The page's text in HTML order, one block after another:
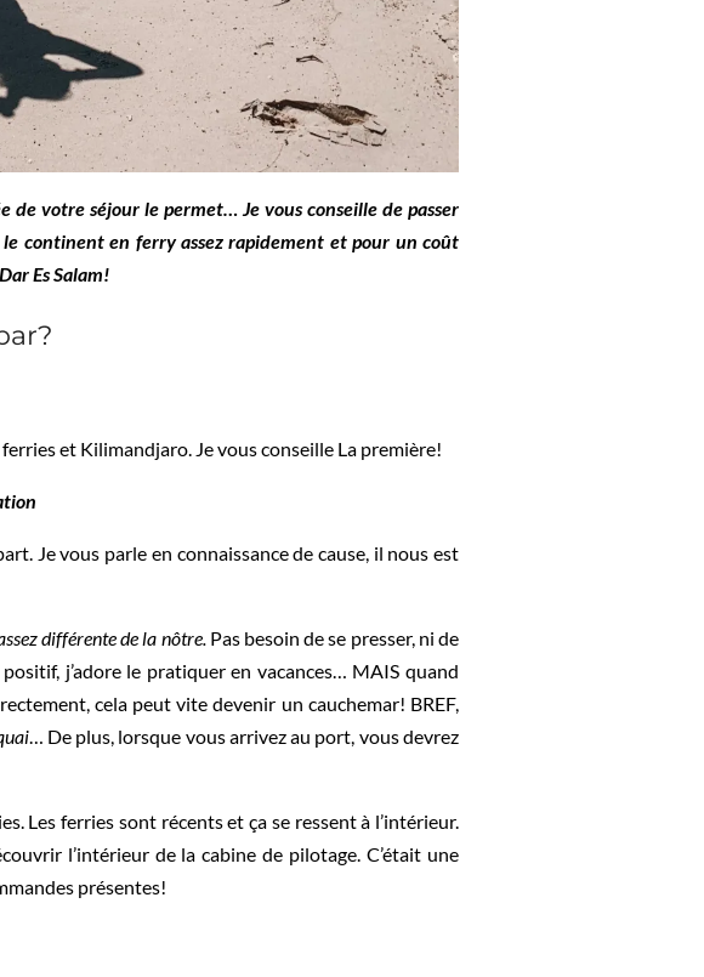
de votre séjour le permet… Je vous conseille de passer
continent en ferry assez rapidement et pour un coût
Es Salam!
et Kilimandjaro. Je vous conseille La première!
Je vous parle en connaissance de cause, il nous est
différente de la nôtre.Pas besoin de se presser, ni de
j’adore le pratiquer en vacances… MAIS quand
cela peut vite devenir un cauchemar! BREF,
… De plus, lorsque vous arrivez au port, vous devrez
Les ferries sont récents et ça se ressent à l’intérieur.
l’intérieur de la cabine de pilotage. C’était une
présentes!